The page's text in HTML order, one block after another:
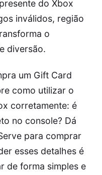
do Xbox
inválidos, região
o
diversão.
um Gift Card
como utilizar o
corretamente: é
no console? Dá
para comprar
esses detalhes é
de forma simples e